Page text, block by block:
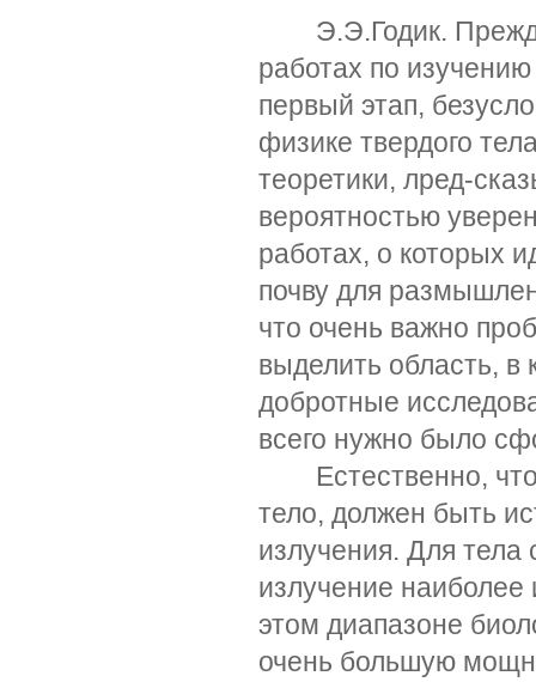
Э.Э.Годик. Прежде
работах по
первый этап,
физике твердого
теоретики, лред-
вероятностью
работах, о которых
почву для
что очень важно
выделить область, в
добротные
всего нужно было
Естественно, что
тело, должен быть
излучения. Для тела
излучение
этом диапазоне
очень большую